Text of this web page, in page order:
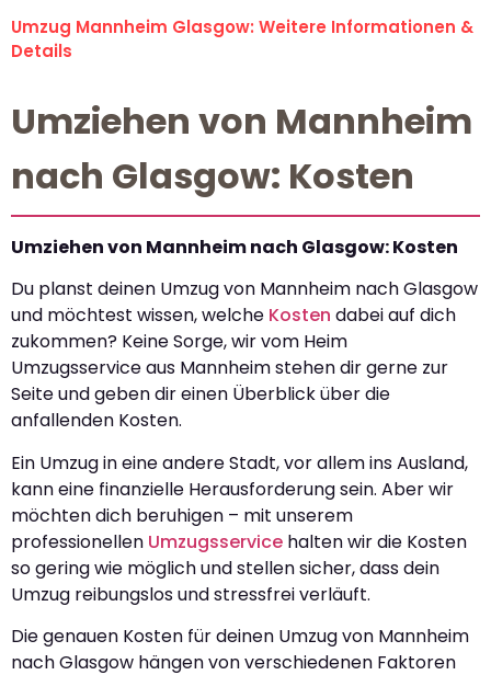
Umzug Mannheim Glasgow: Weitere Informationen &
Details
Umziehen von Mannheim
nach Glasgow: Kosten
Umziehen von Mannheim nach Glasgow: Kosten
Du planst deinen Umzug von Mannheim nach Glasgow
und möchtest wissen, welche Kosten dabei auf dich
zukommen? Keine Sorge, wir vom Heim
Umzugsservice aus Mannheim stehen dir gerne zur
Seite und geben dir einen Überblick über die
anfallenden Kosten.
Ein Umzug in eine andere Stadt, vor allem ins Ausland,
kann eine finanzielle Herausforderung sein. Aber wir
möchten dich beruhigen – mit unserem
professionellen Umzugsservice halten wir die Kosten
so gering wie möglich und stellen sicher, dass dein
Umzug reibungslos und stressfrei verläuft.
Die genauen Kosten für deinen Umzug von Mannheim
nach Glasgow hängen von verschiedenen Faktoren